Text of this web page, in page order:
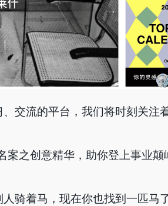
交流的平台，我们将时刻关注
之创意精华，助你登上事业颠
骑着马，现在你也找到一匹马